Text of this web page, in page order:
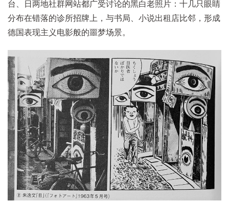
台、日两地社群网站都广受讨论的黑白老照片：十几只眼睛
分布在错落的诊所招牌上，与书局、小说出租店比邻，形成
德国表现主义电影般的噩梦场景。